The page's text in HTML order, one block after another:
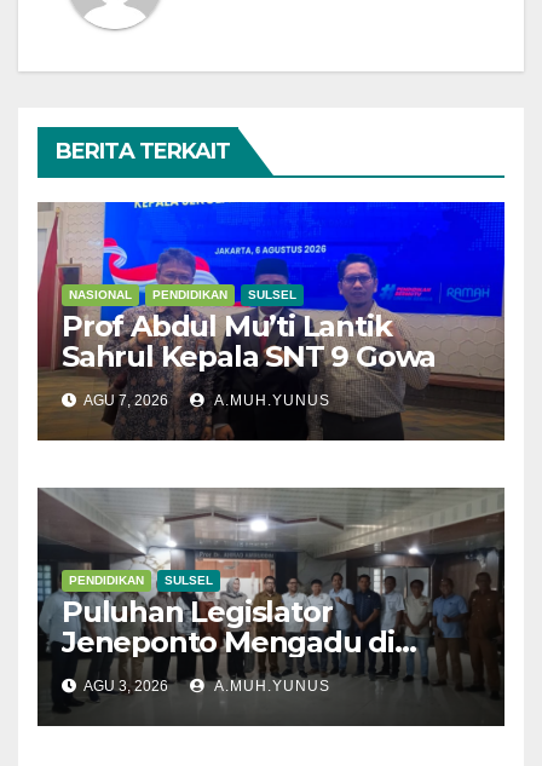
BERITA TERKAIT
NASIONAL PENDIDIKAN SULSEL
Prof Abdul Mu’ti Lantik
Sahrul Kepala SNT 9 Gowa
AGU 7, 2026 A.MUH.YUNUS
PENDIDIKAN SULSEL
Puluhan Legislator
Jeneponto Mengadu di
Disdik Sulsel
AGU 3, 2026 A.MUH.YUNUS